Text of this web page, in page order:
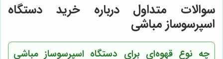
سوالات متداول درباره خرید دستگاه
اسپرسوساز مباشی
چه نوع قهوه‌ای برای دستگاه اسپرسوساز مباشی